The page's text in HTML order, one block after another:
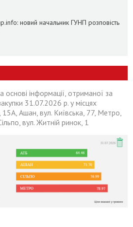
новий начальник ГУНП розповість
основі інформації, отриманої за
31.07.2026 р. у місцях
Ашан, вул. Київська, 77, Метро,
вул. Житній ринок, 1